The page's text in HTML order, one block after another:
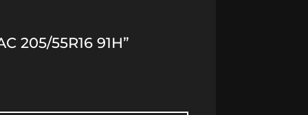
205/55R16 91H”